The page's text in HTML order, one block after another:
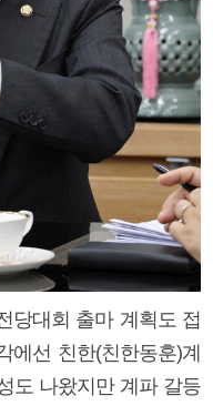
당대회 출마 계획도 접
에선 친한(친한동훈)계
도 나왔지만 계파 갈등